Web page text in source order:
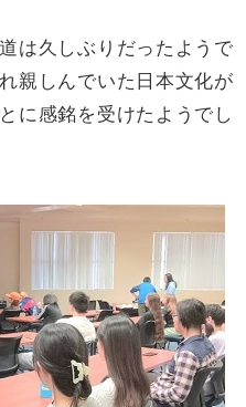
は久しぶりだったようで
親しんでいた日本文化が
に感銘を受けたようでし